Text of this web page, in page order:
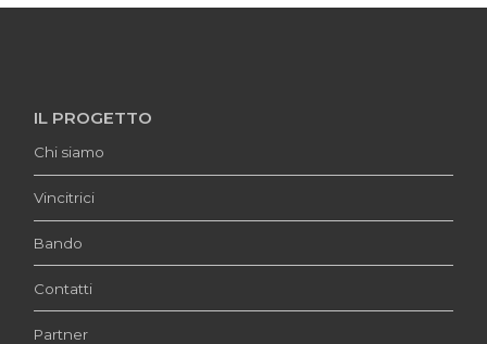
IL PROGETTO
Chi siamo
Vincitrici
Bando
Contatti
Partner